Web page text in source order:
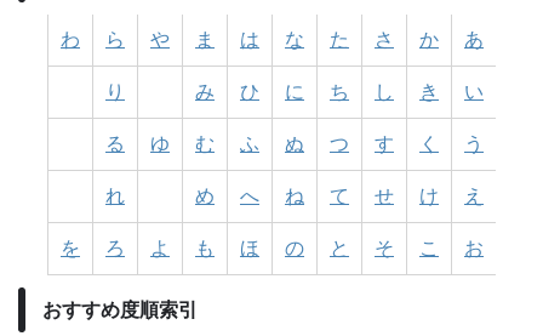
わ ら や ま は な た さ か あ
り み ひ に ち し き い
る ゆ む ふ ぬ つ す く う
れ め へ ね て せ け え
を ろ よ も ほ の と そ こ お
おすすめ度順索引